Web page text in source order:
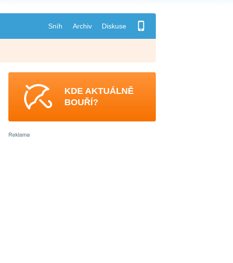
Sníh Archiv Diskuse
KDE AKTUÁLNĚ
BOUŘÍ?